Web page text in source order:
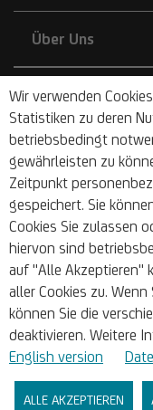
Wir verwenden
Statistiken zu deren
betriebsbedingt
gewährleisten zu
Zeitpunkt
gespeichert. Sie
Cookies Sie zulassen
hiervon sind
auf "Alle Akzeptieren"
aller Cookies zu.
können Sie die
deaktivieren. Weitere
English version
ALLE AKZEPTIEREN
Über Uns
Unternehmen
Börsen &
Blog
Nachhaltigkeit
Barrierefrei